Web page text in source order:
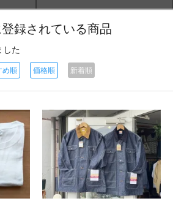
登録されている商品
した
め順 価格順 新着順